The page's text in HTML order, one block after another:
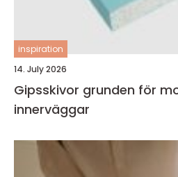
inspiration
14. July 2026
Gipsskivor grunden för moderna, hållbara
innerväggar